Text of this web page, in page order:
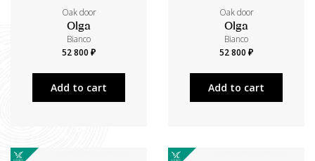
Oak door
Olga
Bianco
52 800 ₽
Add to cart
Oak door
Olga
Bianco
52 800 ₽
Add to cart